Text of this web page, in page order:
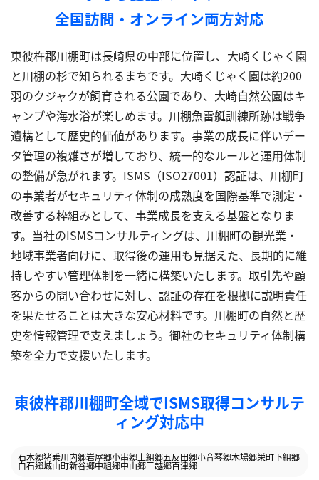
全国訪問・オンライン両方対応
東彼杵郡川棚町は長崎県の中部に位置し、大崎くじゃく園
と川棚の杉で知られるまちです。大崎くじゃく園は約200
羽のクジャクが飼育される公園であり、大崎自然公園はキ
ャンプや海水浴が楽しめます。川棚魚雷艇訓練所跡は戦争
遺構として歴史的価値があります。事業の成長に伴いデー
タ管理の複雑さが増しており、統一的なルールと運用体制
の整備が急がれます。ISMS（ISO27001）認証は、川棚町
の事業者がセキュリティ体制の成熟度を国際基準で測定・
改善する枠組みとして、事業成長を支える基盤となりま
す。当社のISMSコンサルティングは、川棚町の観光業・
地域事業者向けに、取得後の運用も見据えた、長期的に維
持しやすい管理体制を一緒に構築いたします。取引先や顧
客からの問い合わせに対し、認証の存在を根拠に説明責任
を果たせることは大きな安心材料です。川棚町の自然と歴
史を情報管理で支えましょう。御社のセキュリティ体制構
築を全力で支援いたします。
東彼杵郡川棚町全域でISMS取得コンサルテ
ィング対応中
石木郷猪乗川内郷岩屋郷小串郷 上組郷五反田郷小音琴郷木場郷栄町下組郷
白石郷城山町新谷郷中組郷中山郷三越郷百津郷